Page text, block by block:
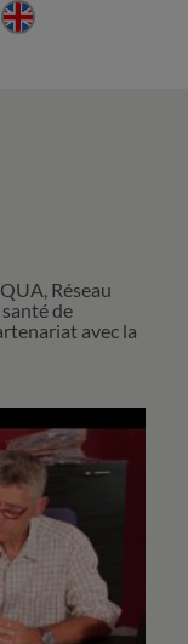
Réseau
de
avec la